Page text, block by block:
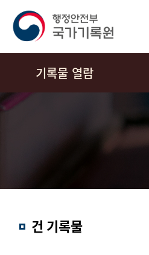
기록물 열람
검색건 기록물